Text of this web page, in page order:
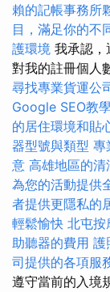
賴的記帳事務所
目，滿足你的不
護環境 我承認，
對我的註冊個人
尋找專業貨運公
Google SEO教
的居住環境和貼
器型號與類型 專
意 高雄地區的
為您的活動提供
者提供更隱私的
輕鬆愉快 北屯按
助聽器的費用 護
司提供的各項服
遵守當前的入境